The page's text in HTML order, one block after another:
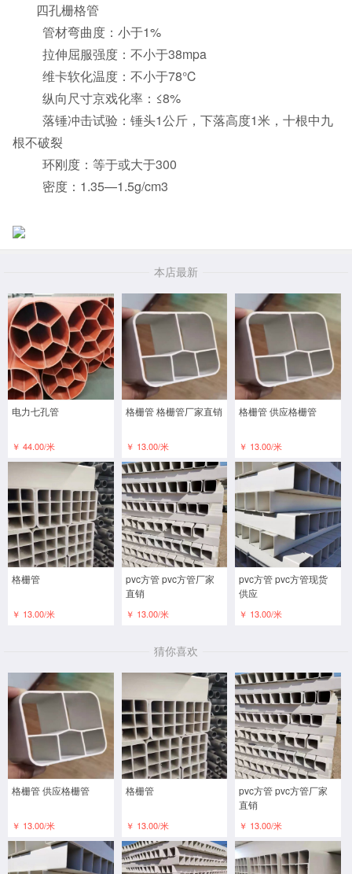
四孔栅格管
管材弯曲度：小于1%
拉伸屈服强度：不小于38mpa
维卡软化温度：不小于78℃
纵向尺寸京戏化率：≤8%
落锤冲击试验：锤头1公斤，下落高度1米，十根中九
根不破裂
环刚度：等于或大于300
密度：1.35—1.5g/cm3
本店最新
电力七孔管
￥ 44.00/米
格栅管 格栅管厂家直销
￥ 13.00/米
格栅管 供应格栅管
￥ 13.00/米
格栅管
￥ 13.00/米
pvc方管 pvc方管厂家
直销
￥ 13.00/米
pvc方管 pvc方管现货
供应
￥ 13.00/米
猜你喜欢
格栅管 供应格栅管
￥ 13.00/米
格栅管
￥ 13.00/米
pvc方管 pvc方管厂家
直销
￥ 13.00/米